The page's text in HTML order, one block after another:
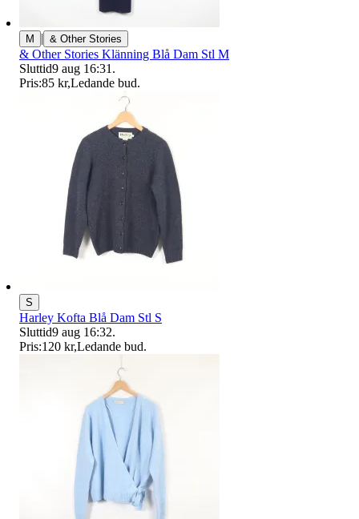
M | & Other Stories
& Other Stories Klänning Blå Dam Stl M
Sluttid9 aug 16:31 .
Pris:85 kr,Ledande bud.
S
Harley Kofta Blå Dam Stl S
Sluttid9 aug 16:32.
Pris:120 kr,Ledande bud.